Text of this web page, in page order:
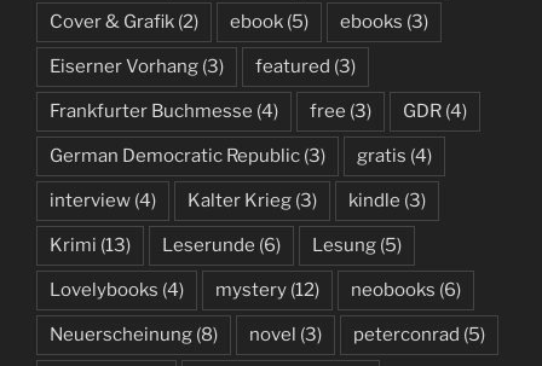
Cover & Grafik (2) ebook (5) ebooks (3)
Eiserner Vorhang (3) featured (3)
Frankfurter Buchmesse (4) free (3) GDR (4)
German Democratic Republic (3) gratis (4)
interview (4) Kalter Krieg (3) kindle (3)
Krimi (13) Leserunde (6) Lesung (5)
Lovelybooks (4) mystery (12) neobooks (6)
Neuerscheinung (8) novel (3) peterconrad (5)